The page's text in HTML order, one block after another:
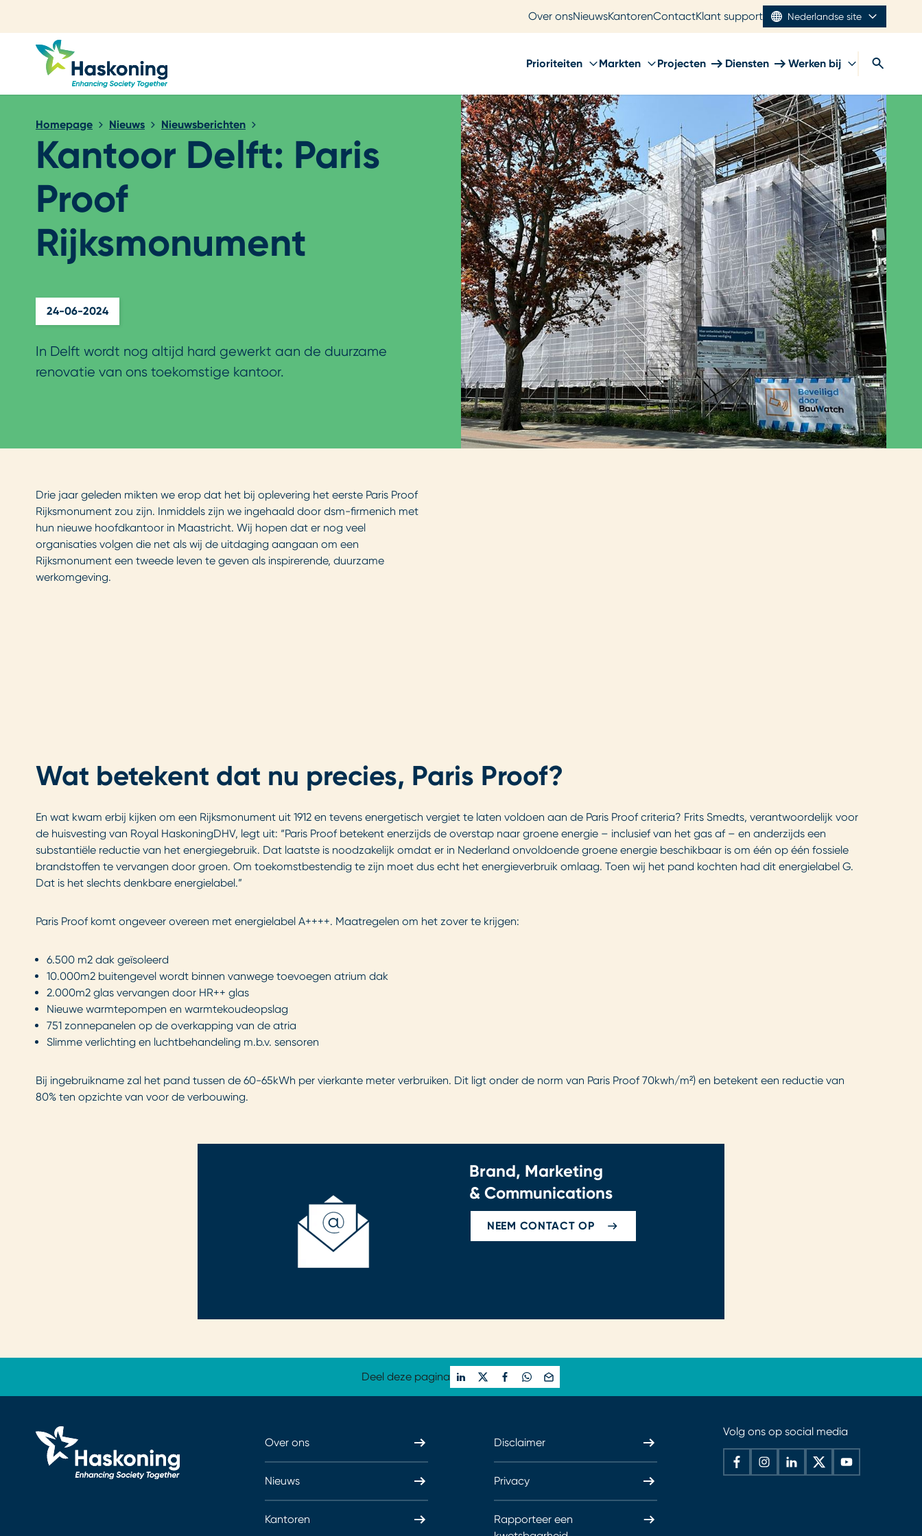
Over onsNieuwsKantorenContactKlant support Nederlandse site
Prioriteiten Markten Projecten Diensten Werken bij
Homepage Nieuws Nieuwsberichten
Kantoor Delft: Paris
Proof
Rijksmonument
24-06-2024
In Delft wordt nog altijd hard gewerkt aan de duurzame
renovatie van ons toekomstige kantoor.
Drie jaar geleden mikten we erop dat het bij oplevering het eerste Paris Proof
Rijksmonument zou zijn. Inmiddels zijn we ingehaald door dsm-firmenich met
hun nieuwe hoofdkantoor in Maastricht. Wij hopen dat er nog veel
organisaties volgen die net als wij de uitdaging aangaan om een
Rijksmonument een tweede leven te geven als inspirerende, duurzame
werkomgeving.
Wat betekent dat nu precies, Paris Proof?
En wat kwam erbij kijken om een Rijksmonument uit 1912 en tevens energetisch vergiet te laten voldoen aan de Paris Proof criteria? Frits Smedts, verantwoordelijk voor
de huisvesting van Royal HaskoningDHV, legt uit: “Paris Proof betekent enerzijds de overstap naar groene energie – inclusief van het gas af – en anderzijds een
substantiële reductie van het energiegebruik. Dat laatste is noodzakelijk omdat er in Nederland onvoldoende groene energie beschikbaar is om één op één fossiele
brandstoffen te vervangen door groen. Om toekomstbestendig te zijn moet dus echt het energieverbruik omlaag. Toen wij het pand kochten had dit energielabel G.
Dat is het slechts denkbare energielabel.”
Paris Proof komt ongeveer overeen met energielabel A++++. Maatregelen om het zover te krijgen:
6.500 m2 dak geïsoleerd
10.000m2 buitengevel wordt binnen vanwege toevoegen atrium dak
2.000m2 glas vervangen door HR++ glas
Nieuwe warmtepompen en warmtekoudeopslag
751 zonnepanelen op de overkapping van de atria
Slimme verlichting en luchtbehandeling m.b.v. sensoren
Bij ingebruikname zal het pand tussen de 60-65kWh per vierkante meter verbruiken. Dit ligt onder de norm van Paris Proof 70kwh/m²) en betekent een reductie van
80% ten opzichte van voor de verbouwing.
Brand, Marketing
& Communications
NEEM CONTACT OP
Deel deze pagina
Over ons
Nieuws
Kantoren
Disclaimer
Privacy
Rapporteer een
Volg ons op social media